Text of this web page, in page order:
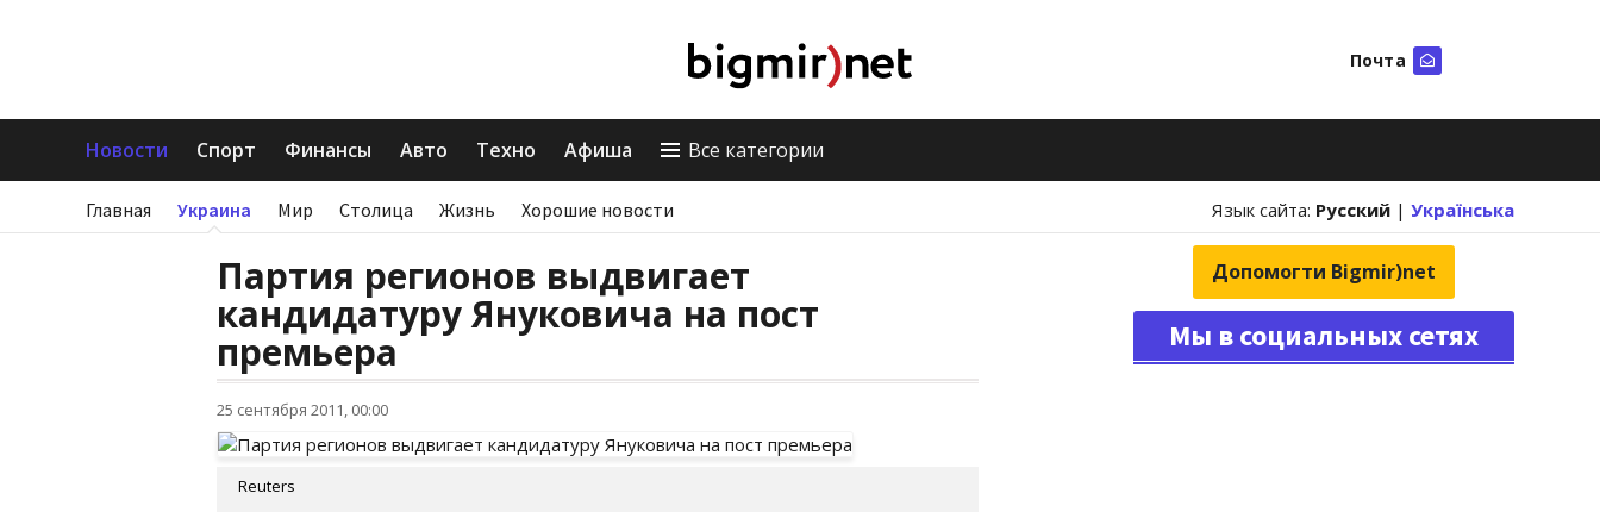
Почта
Новости Спорт Финансы Авто Техно Афиша Все категории
Главная Украина Мир Столица Жизнь Хорошие новости Язык сайта: Русский | Українська
Партия регионов выдвигает
кандидатуру Януковича на пост
премьера
25 сентября 2011, 00:00
Reuters
Допомогти Bigmir)net
Мы в социальных сетях